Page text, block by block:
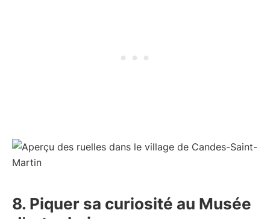
8. Piquer sa curiosité au Musée